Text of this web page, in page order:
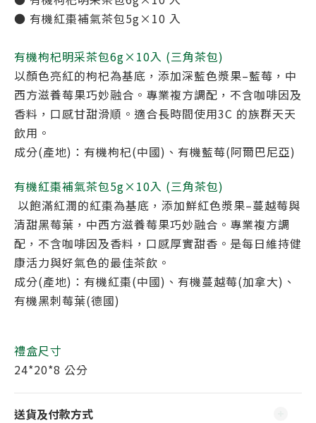
● 有機紅棗補氣茶包5g×10 入
有機枸杞明采茶包6g×10入 (三角茶包)
以顏色亮紅的枸杞為基底，添加深藍色漿果–藍莓，中
西方滋養莓果巧妙融合。專業複方調配，不含咖啡因及
香料，口感甘甜滑順。適合長時間使用3C 的族群天天
飲用。
成分(產地)：有機枸杞(中國)、有機藍莓(阿爾巴尼亞)
有機紅棗補氣茶包5g×10入 (三角茶包)
以飽滿紅潤的紅棗為基底，添加鮮紅色漿果–蔓越莓與
清甜黑莓葉，中西方滋養莓果巧妙融合。專業複方調
配，不含咖啡因及香料，口感厚實甜香。是每日維持健
康活力與好氣色的最佳茶飲。
成分(產地)：有機紅棗(中國)、有機蔓越莓(加拿大)、
有機黑刺莓葉(德國)
禮盒尺寸
24*20*8 公分
送貨及付款方式